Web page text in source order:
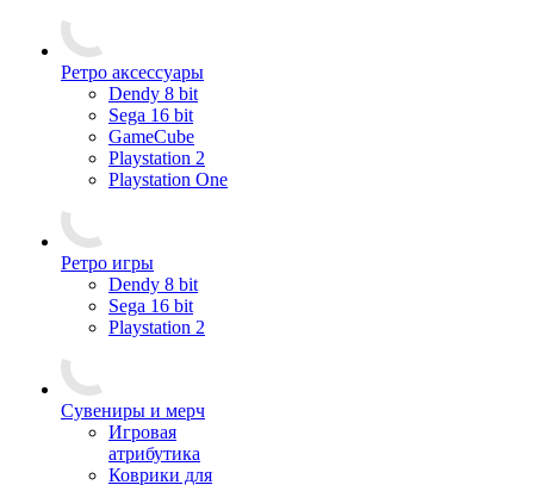
Ретро аксессуары
Dendy 8 bit
Sega 16 bit
GameCube
Playstation 2
Playstation One
Ретро игры
Dendy 8 bit
Sega 16 bit
Playstation 2
Сувениры и мерч
Игровая
атрибутика
Коврики для